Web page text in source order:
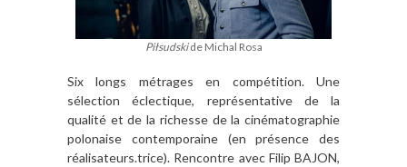
Piłsudskide Michal Rosa
Six longs métrages en compétition. Une
sélection éclectique, représentative de la
qualité et de la richesse de la cinématographie
polonaise contemporaine (en présence des
réalisateurs.trice). Rencontre avec Filip BAJON,